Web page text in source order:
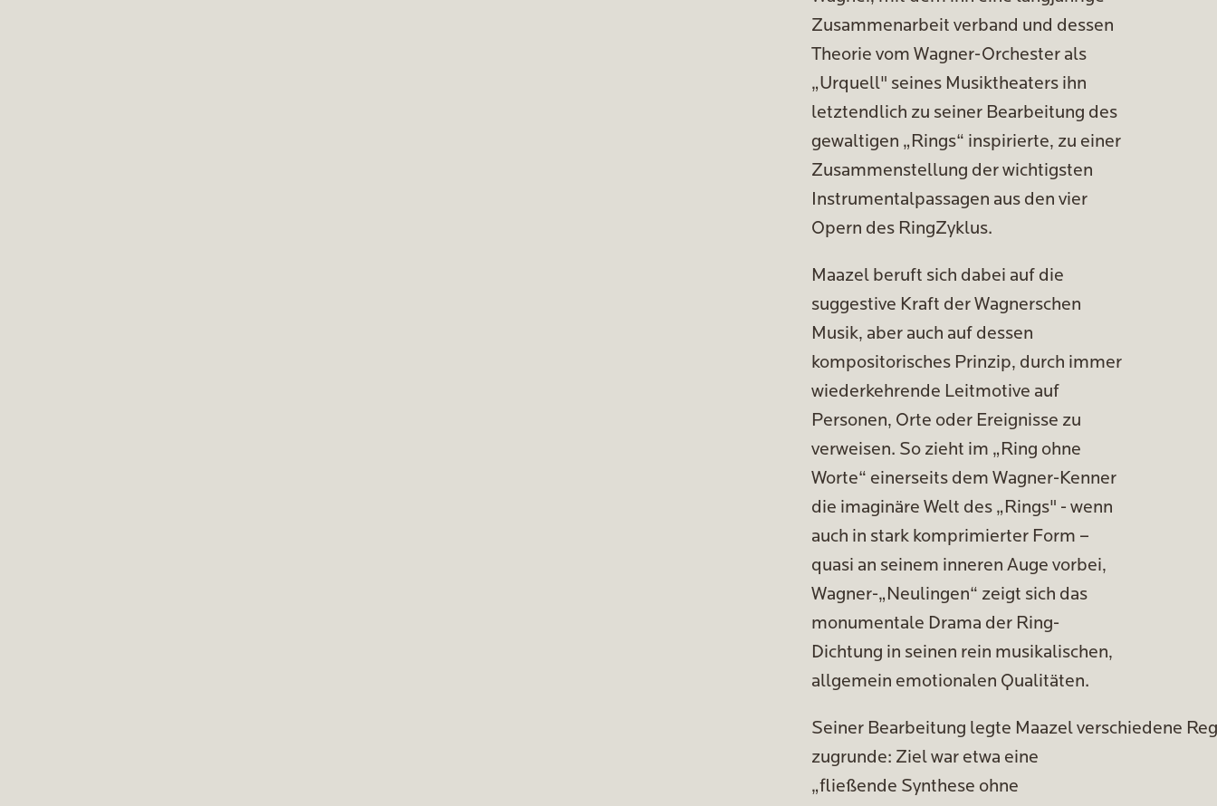
Zusammenarbeit verband und dessen
Theorie vom Wagner-Orchester als
„Urquell" seines Musiktheaters ihn
letztendlich zu seiner Bearbeitung des
gewaltigen „Rings“ inspirierte, zu einer
Zusammenstellung der wichtigsten
Instrumentalpassagen aus den vier
Opern des Ring­Zyklus.
Maazel beruft sich dabei auf die
suggestive Kraft der Wagnerschen
Musik, aber auch auf dessen
kompositorisches Prinzip, durch immer
wiederkehrende Leitmotive auf
Personen, Orte oder Ereignisse zu
verweisen. So zieht im „Ring ohne
Worte“ einerseits dem Wagner-Kenner
die imaginäre Welt des „Rings" - wenn
auch in stark komprimierter Form –
quasi an seinem inneren Auge vorbei,
Wagner-„Neulingen“ zeigt sich das
monumentale Drama der Ring-
Dichtung in seinen rein musikalischen,
allgemein emotionalen Qualitäten.
Seiner Bearbeitung legte Maazel verschiedene
zugrunde: Ziel war etwa eine
„fließende Synthese ohne